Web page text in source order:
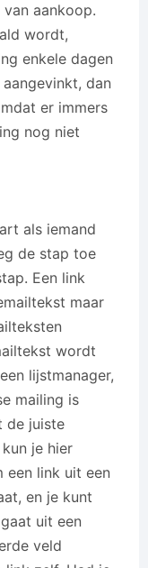
aankoop.
wordt,
enkele dagen
dan
er immers
nog niet
als iemand
de stap toe
Een link
maar
wordt
lijstmanager,
mailing is
de juiste
je hier
een link uit een
en je kunt
uit een
veld